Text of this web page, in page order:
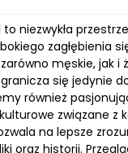
niezwykła
zagłębienia
męskie, jak i
się jedynie
również
związane z
na lepsze
oraz historii.